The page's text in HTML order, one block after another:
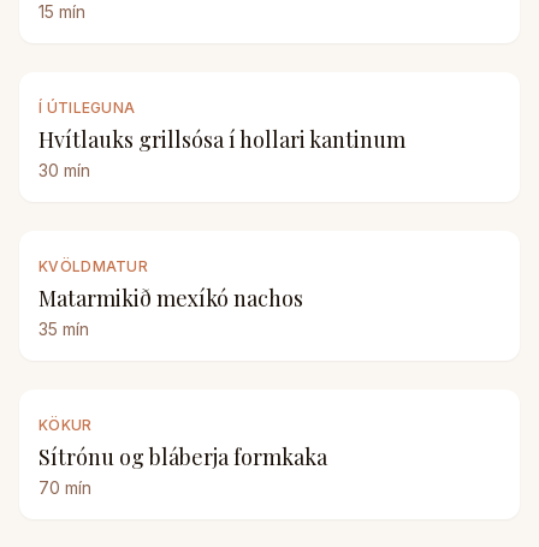
15 mín
Í ÚTILEGUNA
Hvítlauks grillsósa í hollari kantinum
30 mín
KVÖLDMATUR
Matarmikið mexíkó nachos
35 mín
KÖKUR
Sítrónu og bláberja formkaka
70 mín